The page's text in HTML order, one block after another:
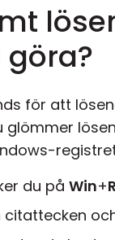
för att
glömmer
du på Win+R
citattecken